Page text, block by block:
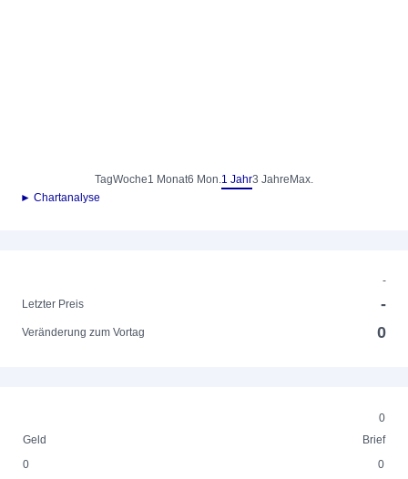
TagWoche1 Monat6 Mon.1 Jahr3 Jahre Max.
► Chartanalyse
-
Letzter Preis
-
Veränderung zum Vortag 0
0
Geld
Brief
0
0